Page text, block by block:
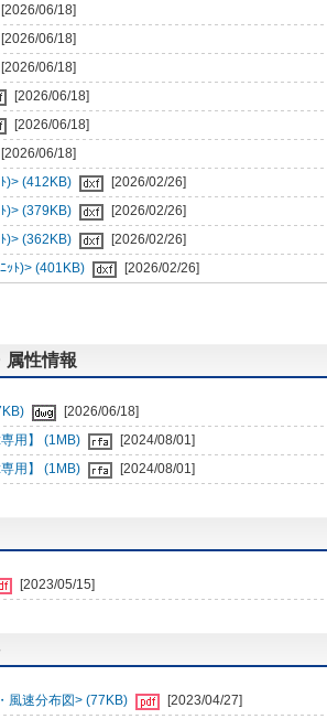
[2026/06/18]
[2026/06/18]
[2026/06/18]
[2026/06/18]
[2026/06/18]
[2026/06/18]
)> (412KB)
[2026/02/26]
)> (379KB)
[2026/02/26]
)> (362KB)
[2026/02/26]
ｯﾄ)> (401KB)
[2026/02/26]
属性情報
[2026/06/18]
用】 (1MB)
[2024/08/01]
用】 (1MB)
[2024/08/01]
[2023/05/15]
風速分布図> (77KB)
[2023/04/27]